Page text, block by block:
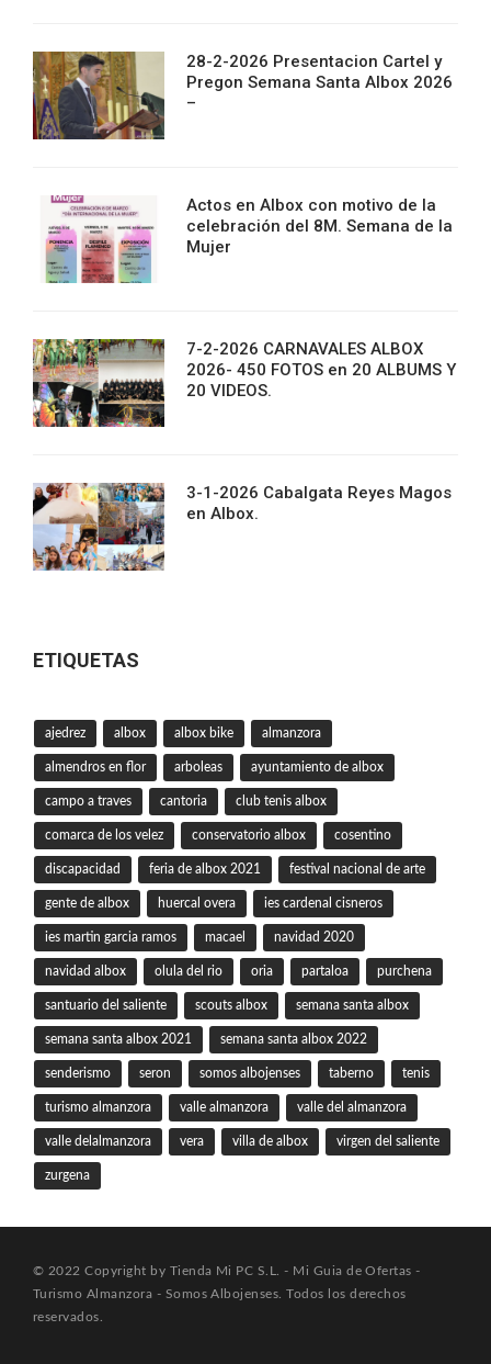
28-2-2026 Presentacion Cartel y
Pregon Semana Santa Albox 2026
–
Actos en Albox con motivo de la
celebración del 8M. Semana de la
Mujer
7-2-2026 CARNAVALES ALBOX
2026- 450 FOTOS en 20 ALBUMS Y
20 VIDEOS.
3-1-2026 Cabalgata Reyes Magos
en Albox.
ETIQUETAS
ajedrez albox albox bike almanzora
almendros en flor arboleas ayuntamiento de albox
campo a traves cantoria club tenis albox
comarca de los velez conservatorio albox cosentino
discapacidad feria de albox 2021 festival nacional de arte
gente de albox huercal overa ies cardenal cisneros
ies martin garcia ramos macael navidad 2020
navidad albox olula del rio oria partaloa purchena
santuario del saliente scouts albox semana santa albox
semana santa albox 2021 semana santa albox 2022
senderismo seron somos albojenses taberno tenis
turismo almanzora valle almanzora valle del almanzora
valle delalmanzora vera villa de albox virgen del saliente
zurgena
© 2022 Copyright by Tienda Mi PC S.L. - Mi Guia de Ofertas -
Turismo Almanzora - Somos Albojenses. Todos los derechos
reservados.